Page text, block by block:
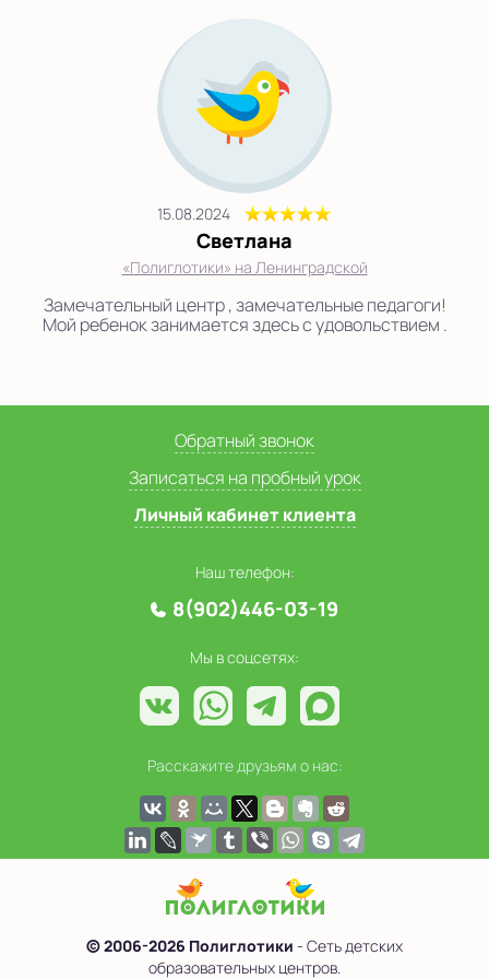
15.08.2024
Светлана
«Полиглотики» на Ленинградской
Замечательный центр , замечательные педагоги!
Мой ребенок занимается здесь с удовольствием .
Обратный звонок
Записаться на пробный урок
Личный кабинет клиента
Наш телефон:
8(902)446-03-19
Мы в соцсетях:
Расскажите друзьям о нас:
© 2006-2026 Полиглотики - Сеть детских
образовательных центров.